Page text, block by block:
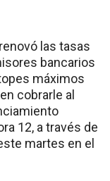
las tasas
bancarios
máximos
cobrarle al
12, a través de
martes en el